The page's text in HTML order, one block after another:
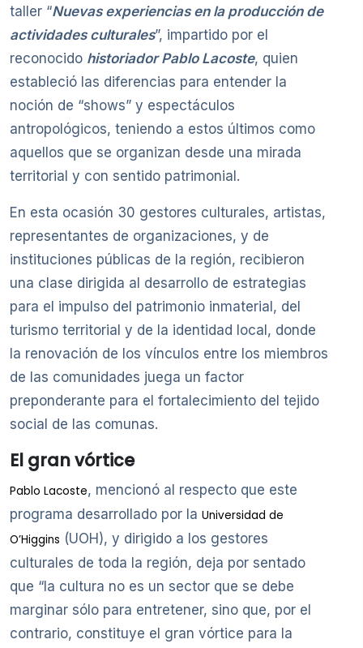
taller “Nuevas experiencias en la producción de
actividades culturales”, impartido por el
reconocido historiador Pablo Lacoste, quien
estableció las diferencias para entender la
noción de “shows” y espectáculos
antropológicos, teniendo a estos últimos como
aquellos que se organizan desde una mirada
territorial y con sentido patrimonial.
En esta ocasión 30 gestores culturales, artistas,
representantes de organizaciones, y de
instituciones públicas de la región, recibieron
una clase dirigida al desarrollo de estrategias
para el impulso del patrimonio inmaterial, del
turismo territorial y de la identidad local, donde
la renovación de los vínculos entre los miembros
de las comunidades juega un factor
preponderante para el fortalecimiento del tejido
social de las comunas.
El gran vórtice
Pablo Lacoste, mencionó al respecto que este
programa desarrollado por la Universidad de
O’Higgins (UOH), y dirigido a los gestores
culturales de toda la región, deja por sentado
que “la cultura no es un sector que se debe
marginar sólo para entretener, sino que, por el
contrario, constituye el gran vórtice para la